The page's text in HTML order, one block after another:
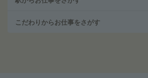
こだわりからお仕事をさがす